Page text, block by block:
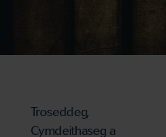
Troseddeg,
Cymdeithaseg a